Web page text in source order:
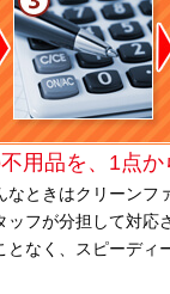
用品を、1点か
ときはクリーンフ
フが分担して対応
なく、スピーディ